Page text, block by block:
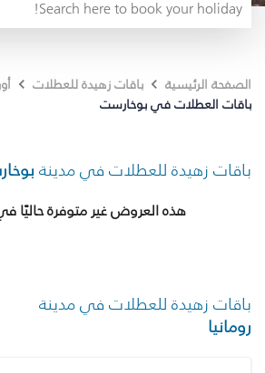
الصفحة الرئيسية باقات زهيدة للعطلات
باقات العطلات في بوخارست
باقات زهيدة للعطلات في مدينة
هذه العروض غير متوفرة حاليًا
باقات زهيدة للعطلات في مدينة
رومانيا